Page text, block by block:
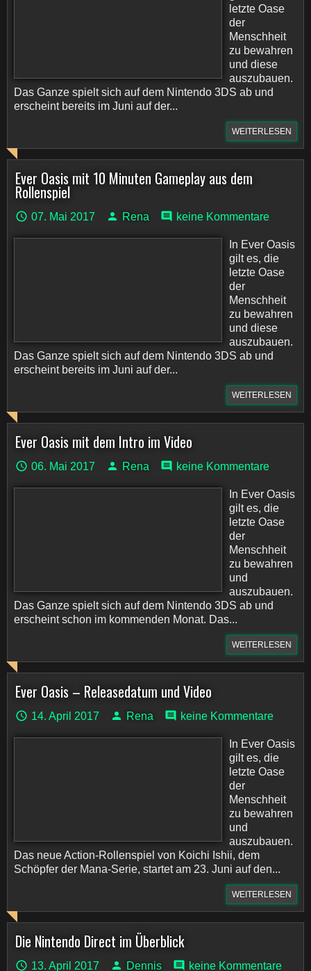
letzte Oase
der
Menschheit
zu bewahren
und diese
auszubauen.
Das Ganze spielt sich auf dem Nintendo 3DS ab und
erscheint bereits im Juni auf der...
WEITERLESEN
Ever Oasis mit 10 Minuten Gameplay aus dem
Rollenspiel
07. Mai 2017 Rena keine Kommentare
In Ever Oasis
gilt es, die
letzte Oase
der
Menschheit
zu bewahren
und diese
auszubauen.
Das Ganze spielt sich auf dem Nintendo 3DS ab und
erscheint bereits im Juni auf der...
WEITERLESEN
Ever Oasis mit dem Intro im Video
06. Mai 2017 Rena keine Kommentare
In Ever Oasis
gilt es, die
letzte Oase
der
Menschheit
zu bewahren
und
auszubauen.
Das Ganze spielt sich auf dem Nintendo 3DS ab und
erscheint schon im kommenden Monat. Das...
WEITERLESEN
Ever Oasis – Releasedatum und Video
14. April 2017 Rena keine Kommentare
In Ever Oasis
gilt es, die
letzte Oase
der
Menschheit
zu bewahren
und
auszubauen.
Das neue Action-Rollenspiel von Koichi Ishii, dem
Schöpfer der Mana-Serie, startet am 23. Juni auf den...
WEITERLESEN
Die Nintendo Direct im Überblick
13. April 2017 Dennis keine Kommentare